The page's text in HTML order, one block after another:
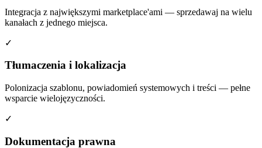
Integracja z największymi marketplace'ami — sprzedawaj na wielu
kanałach z jednego miejsca.
✓
Tłumaczenia i lokalizacja
Polonizacja szablonu, powiadomień systemowych i treści — pełne
wsparcie wielojęzyczności.
✓
Dokumentacja prawna